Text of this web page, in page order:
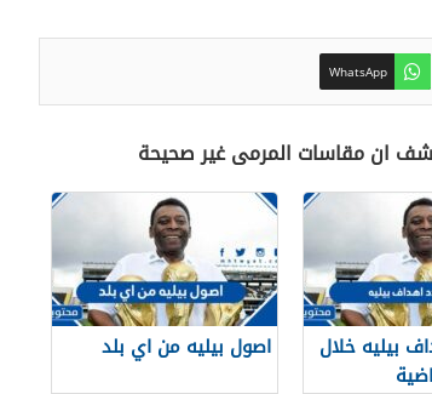
WhatsApp
ان مقاسات المرمى غير صحيحة
بيليه خلال
اصول بيليه من اي بلد